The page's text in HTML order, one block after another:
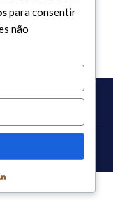
reservados.
para consentir
não